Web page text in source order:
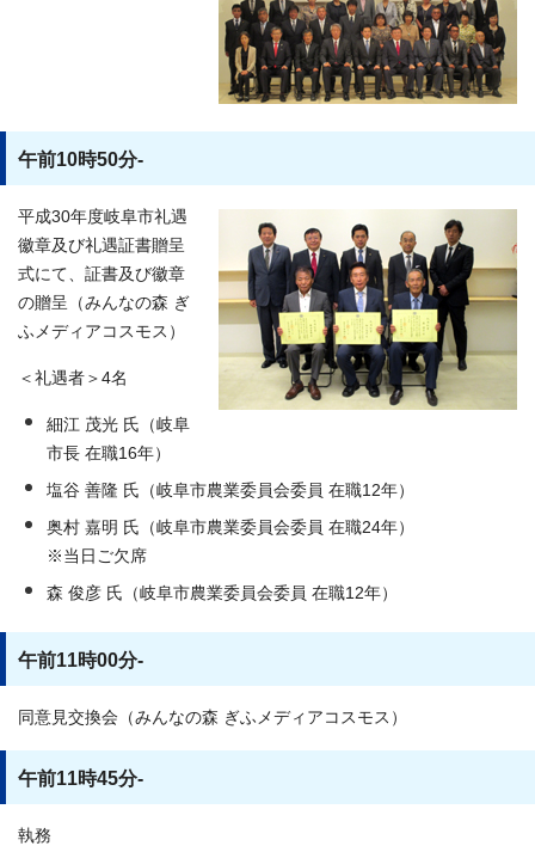
午前10時50分-
平成30年度岐阜市礼遇
徽章及び礼遇証書贈呈
式にて、証書及び徽章
の贈呈（みんなの森 ぎ
ふメディアコスモス）
＜礼遇者＞4名
細江 茂光 氏（岐阜
市長 在職16年）
塩谷 善隆 氏（岐阜市農業委員会委員 在職12年）
奥村 嘉明 氏（岐阜市農業委員会委員 在職24年）
※当日ご欠席
森 俊彦 氏（岐阜市農業委員会委員 在職12年）
午前11時00分-
同意見交換会（みんなの森 ぎふメディアコスモス）
午前11時45分-
執務